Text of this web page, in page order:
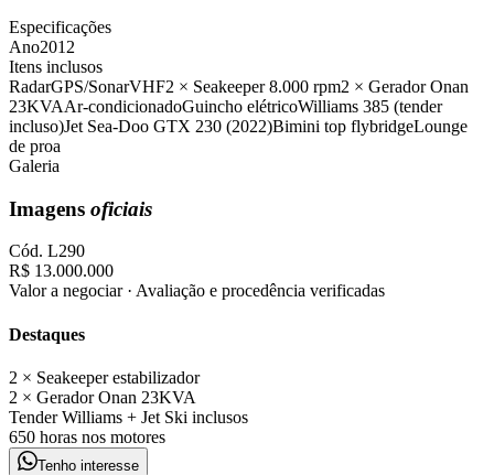
Especificações
Ano2012
Itens inclusos
RadarGPS/SonarVHF2 × Seakeeper 8.000 rpm2 × Gerador Onan
23KVAAr-condicionadoGuincho elétricoWilliams 385 (tender
incluso)Jet Sea-Doo GTX 230 (2022)Bimini top flybridgeLounge
de proa
Galeria
Imagens oficiais
Cód. L290
R$ 13.000.000
Valor a negociar · Avaliação e procedência verificadas
Destaques
2 × Seakeeper estabilizador
2 × Gerador Onan 23KVA
Tender Williams + Jet Ski inclusos
650 horas nos motores
Tenho interesse